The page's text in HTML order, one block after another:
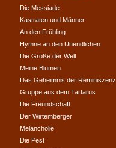
Die Messiade
Kastraten und Männer
An den Frühling
Hymne an den Unendlichen
Die Größe der Welt
Meine Blumen
Das Geheimnis der Reminiszenz
Gruppe aus dem Tartarus
Die Freundschaft
Der Wirtemberger
Melancholie
Die Pest